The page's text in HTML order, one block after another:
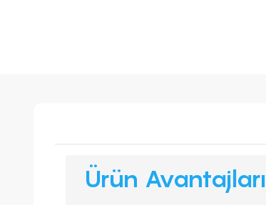
Ürün Avantajları